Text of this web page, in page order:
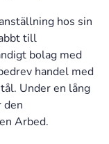
hos sin
till
bolag med
handel med
Under en lång
den
Arbed.